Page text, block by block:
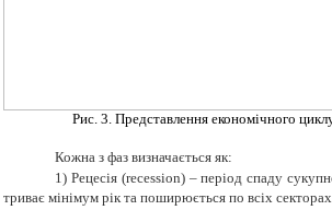
Рис. 3. Представлення економічного
Кожна з фаз визначається як:
1) Рецесія (recession) – період спаду
триває мінімум рік та поширюється по всіх